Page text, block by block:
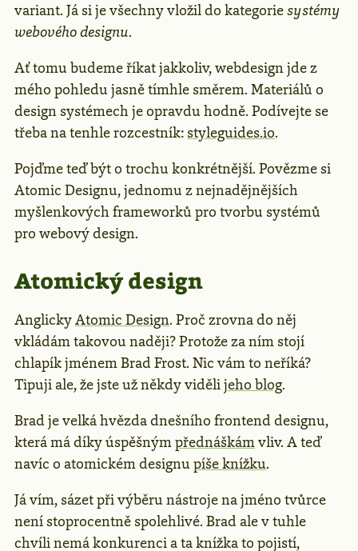
variant. Já si je všechny vložil do kategoriesystémy
webového designu.
Ať tomu budeme říkat jakkoliv, webdesign jde z
mého pohledu jasně tímhle směrem. Materiálů o
design systémech je opravdu hodně. Podívejte se
třeba na tenhle rozcestník: styleguides.io.
Pojďme teď být o trochu konkrétnější. Povězme si
Atomic Designu, jednomu z nejnadějnějších
myšlenkových frameworků pro tvorbu systémů
pro webový design.
Atomický design
AnglickyAtomic Design. Proč zrovna do něj
vkládám takovou naději? Protože za ním stojí
chlapík jménem Brad Frost. Nic vám to neříká?
Tipuji ale, že jste už někdy vidělijeho blog.
Brad je velká hvězda dnešního frontend designu,
která má díky úspěšnýmpřednáškámvliv. A teď
navíc o atomickém designu píše knížku.
Já vím, sázet při výběru nástroje na jméno tvůrce
není stoprocentně spolehlivé. Brad ale v tuhle
chvíli nemá konkurenci a ta knížka to pojistí,